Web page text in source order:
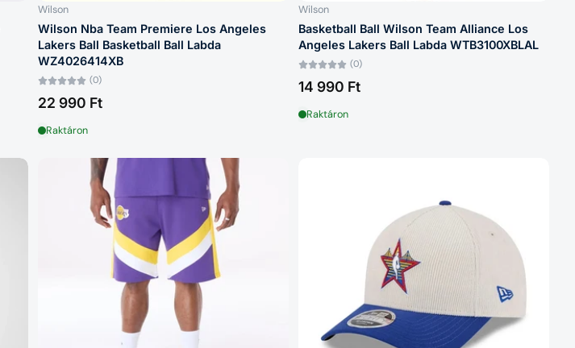
Wilson
Wilson Nba Team Premiere Los Angeles
Lakers Ball Basketball Ball Labda
WZ4026414XB
(0)
22 990 Ft
Raktáron
Wilson
Basketball Ball Wilson Team Alliance Los
Angeles Lakers Ball Labda WTB3100XBLAL
(0)
14 990 Ft
Raktáron